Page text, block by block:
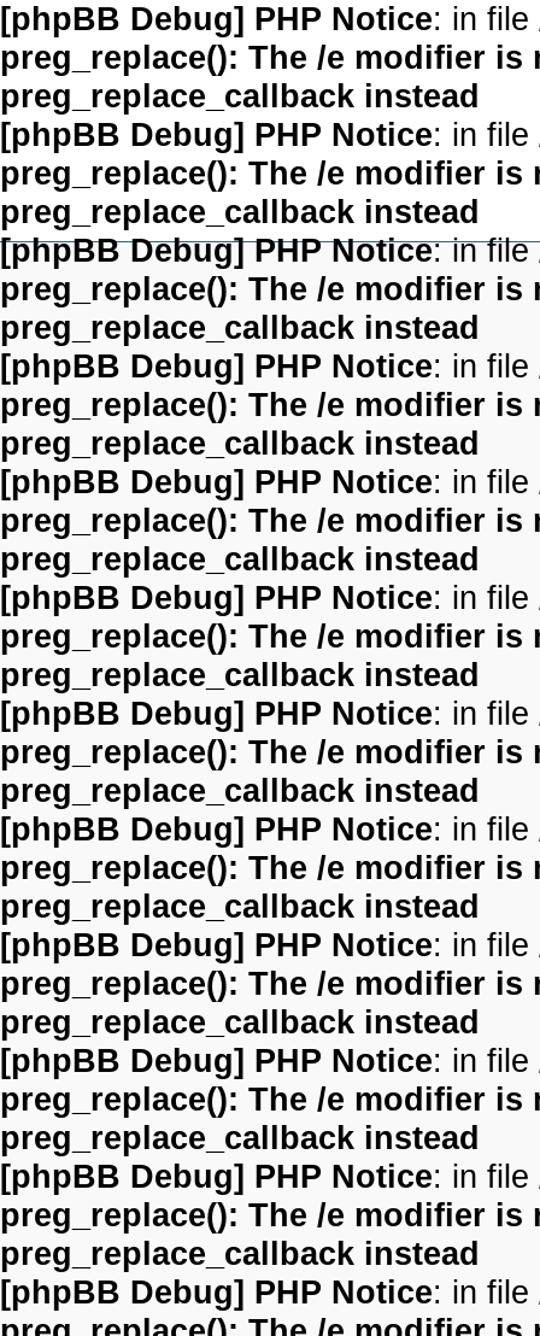
[phpBB Debug] PHP Notice: in file
preg_replace(): The /e modifier
preg_replace_callback instead
[phpBB Debug] PHP Notice: in file
preg_replace(): The /e modifier
preg_replace_callback instead
[phpBB Debug] PHP Notice: in file
preg_replace(): The /e modifier
preg_replace_callback instead
[phpBB Debug] PHP Notice: in file
preg_replace(): The /e modifier
preg_replace_callback instead
[phpBB Debug] PHP Notice: in file
preg_replace(): The /e modifier
preg_replace_callback instead
[phpBB Debug] PHP Notice: in file
preg_replace(): The /e modifier
preg_replace_callback instead
[phpBB Debug] PHP Notice: in file
preg_replace(): The /e modifier
preg_replace_callback instead
[phpBB Debug] PHP Notice: in file
preg_replace(): The /e modifier
preg_replace_callback instead
[phpBB Debug] PHP Notice: in file
preg_replace(): The /e modifier
preg_replace_callback instead
[phpBB Debug] PHP Notice: in file
preg_replace(): The /e modifier
preg_replace_callback instead
[phpBB Debug] PHP Notice: in file
preg_replace(): The /e modifier
preg_replace_callback instead
[phpBB Debug] PHP Notice: in file